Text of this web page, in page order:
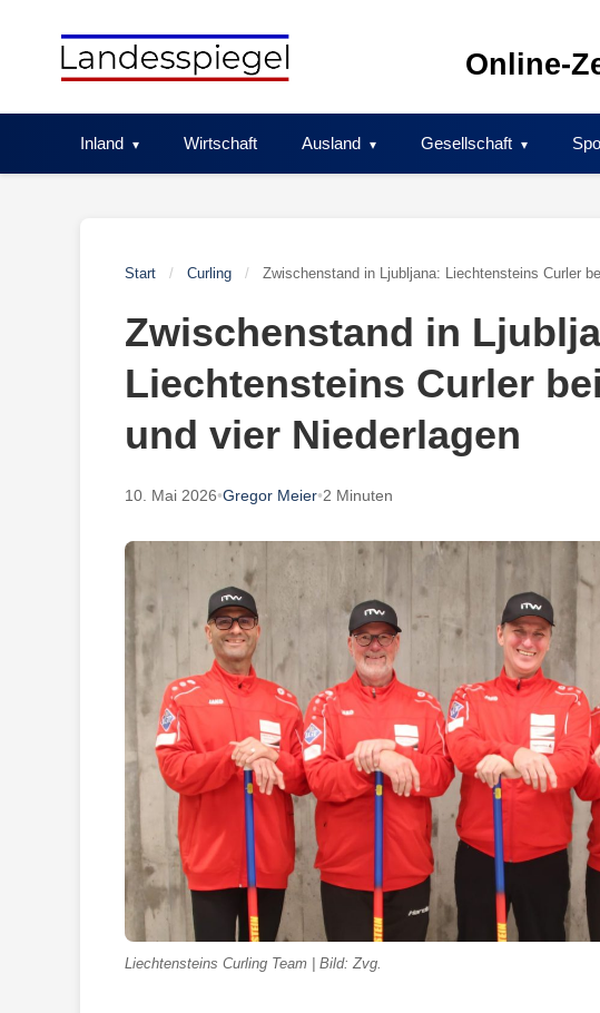
Online-
Inland Wirtschaft Ausland Gesellschaft
Start / Curling / Zwischenstand in Ljubljana: Liechtensteins Curler
Zwischenstand in
Liechtensteins Curler
und vier Niederlagen
10. Mai 2026•Gregor Meier•2 Minuten
Liechtensteins Curling Team | Bild: Zvg.